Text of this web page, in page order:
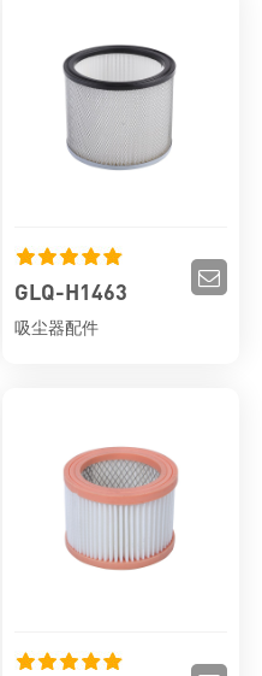
GLQ-H1463
吸尘器配件